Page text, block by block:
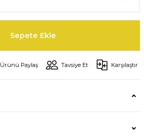
Sepete Ekle
Ürünü Paylaş Tavsiye Et Karşılaştır